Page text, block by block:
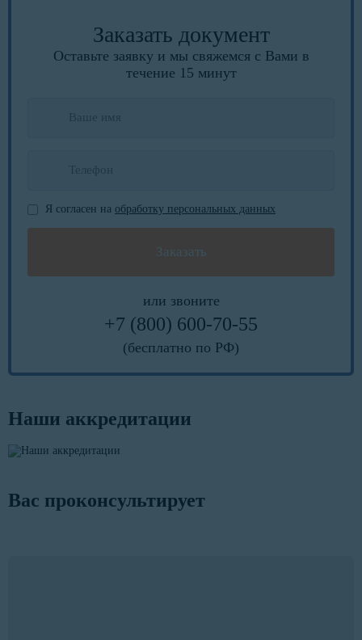
Заказать документ
Оставьте заявку и мы свяжемся с Вами в
течение 15 минут
Я согласен на обработку персональных данных
или звоните
+7 (800) 600-70-55
(бесплатно по РФ)
Наши аккредитации
Вас проконсультирует